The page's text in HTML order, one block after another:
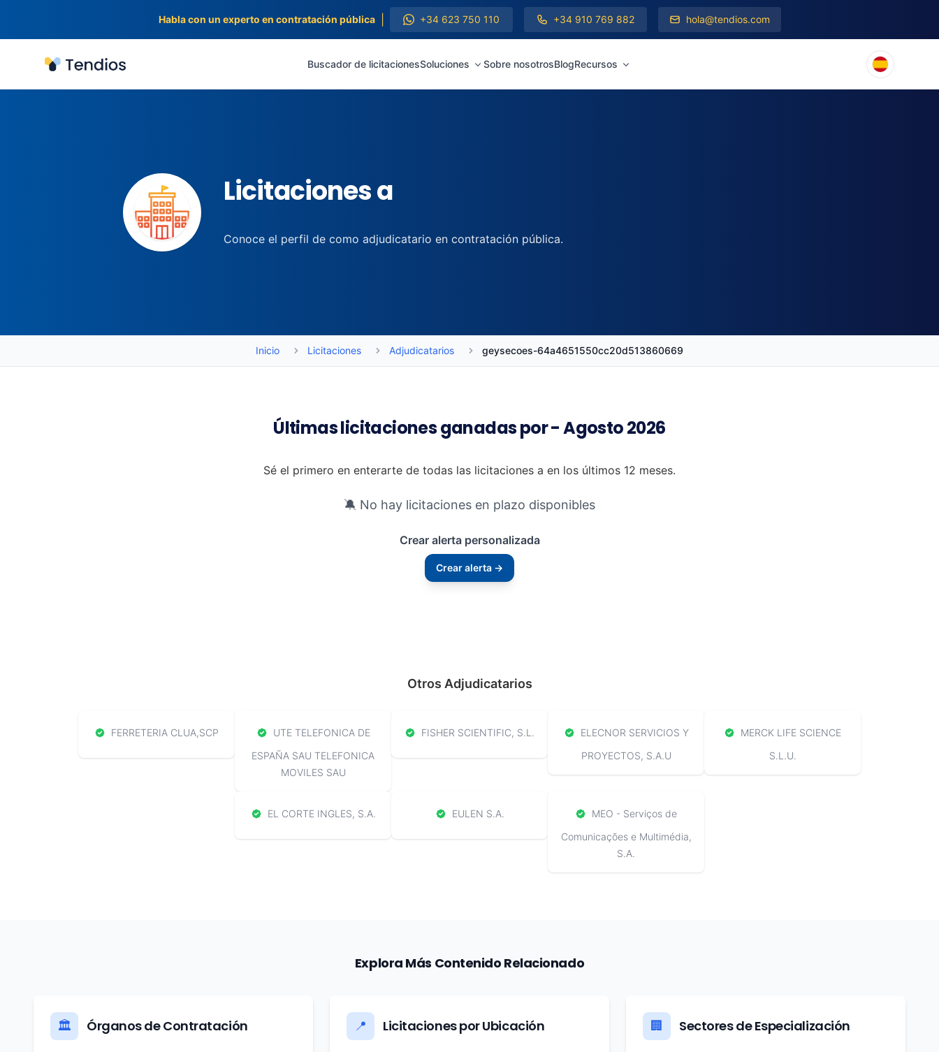
Habla con un experto en contratación pública +34 623 750 110 +34 910 769 882 hola@tendios.com
Tendios Buscador de licitacionesSoluciones Sobre nosotrosBlogRecursos
Licitaciones a
Conoce el perfil de como adjudicatario en contratación pública.
Inicio Licitaciones Adjudicatarios geysecoes-64a4651550cc20d513860669
Últimas licitaciones ganadas por - Agosto 2026
Sé el primero en enterarte de todas las licitaciones a en los últimos 12 meses.
🔕 No hay licitaciones en plazo disponibles
Crear alerta personalizada
Crear alerta →
Otros Adjudicatarios
FERRETERIA CLUA,SCP
UTE TELEFONICA DE
ESPAÑA SAU TELEFONICA
MOVILES SAU
FISHER SCIENTIFIC, S.L.
ELECNOR SERVICIOS Y
PROYECTOS, S.A.U
MERCK LIFE SCIENCE
S.L.U.
EL CORTE INGLES, S.A. EULEN S.A.
MEO - Serviços de
Comunicações e Multimédia,
S.A.
Explora Más Contenido Relacionado
🏛️ Órganos de Contratación 📍 Licitaciones por Ubicación 🏢 Sectores de Especialización